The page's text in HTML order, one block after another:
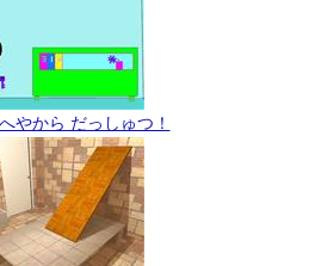
やから だっしゅつ！